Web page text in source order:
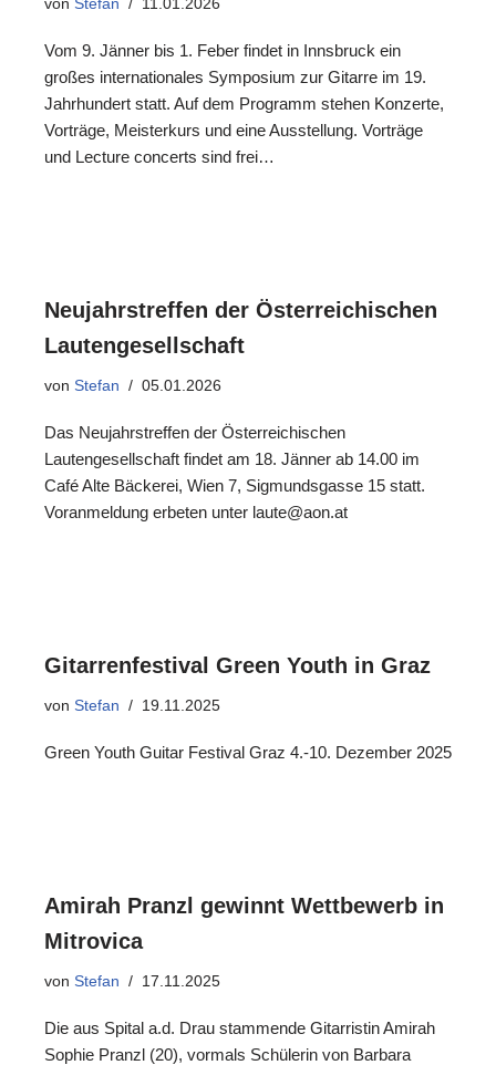
von Stefan 11.01.2026
Vom 9. Jänner bis 1. Feber findet in Innsbruck ein
großes internationales Symposium zur Gitarre im 19.
Jahrhundert statt. Auf dem Programm stehen Konzerte,
Vorträge, Meisterkurs und eine Ausstellung. Vorträge
und Lecture concerts sind frei…
Neujahrstreffen der Österreichischen
Lautengesellschaft
von Stefan 05.01.2026
Das Neujahrstreffen der Österreichischen
Lautengesellschaft findet am 18. Jänner ab 14.00 im
Café Alte Bäckerei, Wien 7, Sigmundsgasse 15 statt.
Voranmeldung erbeten unter laute@aon.at
Gitarrenfestival Green Youth in Graz
von Stefan 19.11.2025
Green Youth Guitar Festival Graz 4.-10. Dezember 2025
Amirah Pranzl gewinnt Wettbewerb in
Mitrovica
von Stefan 17.11.2025
Die aus Spital a.d. Drau stammende Gitarristin Amirah
Sophie Pranzl (20), vormals Schülerin von Barbara